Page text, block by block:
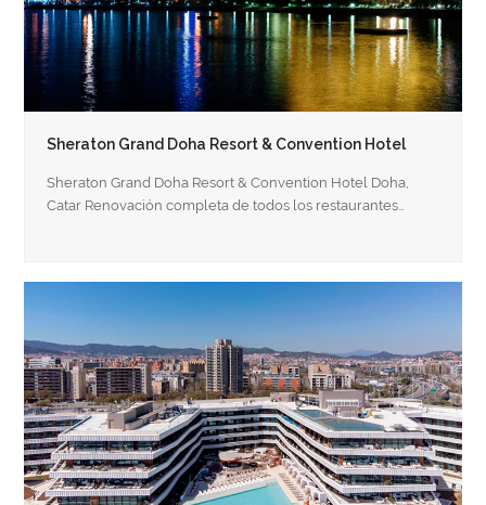
Sheraton Grand Doha Resort & Convention Hotel
Sheraton Grand Doha Resort & Convention Hotel Doha,
Catar Renovación completa de todos los restaurantes…